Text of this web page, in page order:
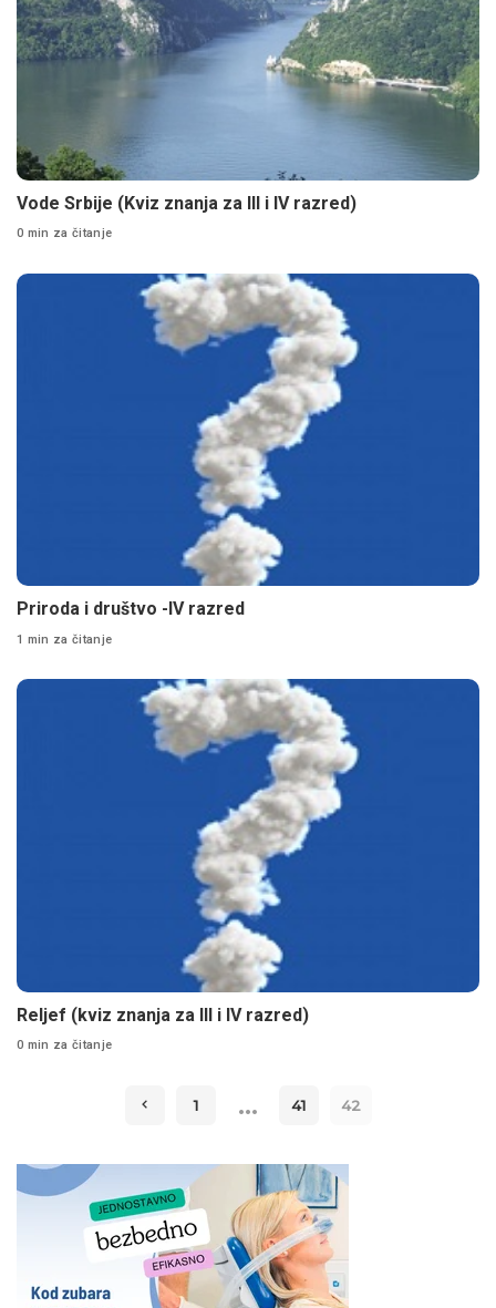
Vode Srbije (Kviz znanja za III i IV razred)
0 min za čitanje
Priroda i društvo -lV razred
1 min za čitanje
Reljef (kviz znanja za III i IV razred)
0 min za čitanje
1 … 41 42